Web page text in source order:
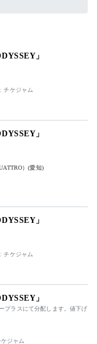
」
チケジャム
」
）(愛知)
」
チケジャム
」
プラスにて分配します。値下げ
ジャム